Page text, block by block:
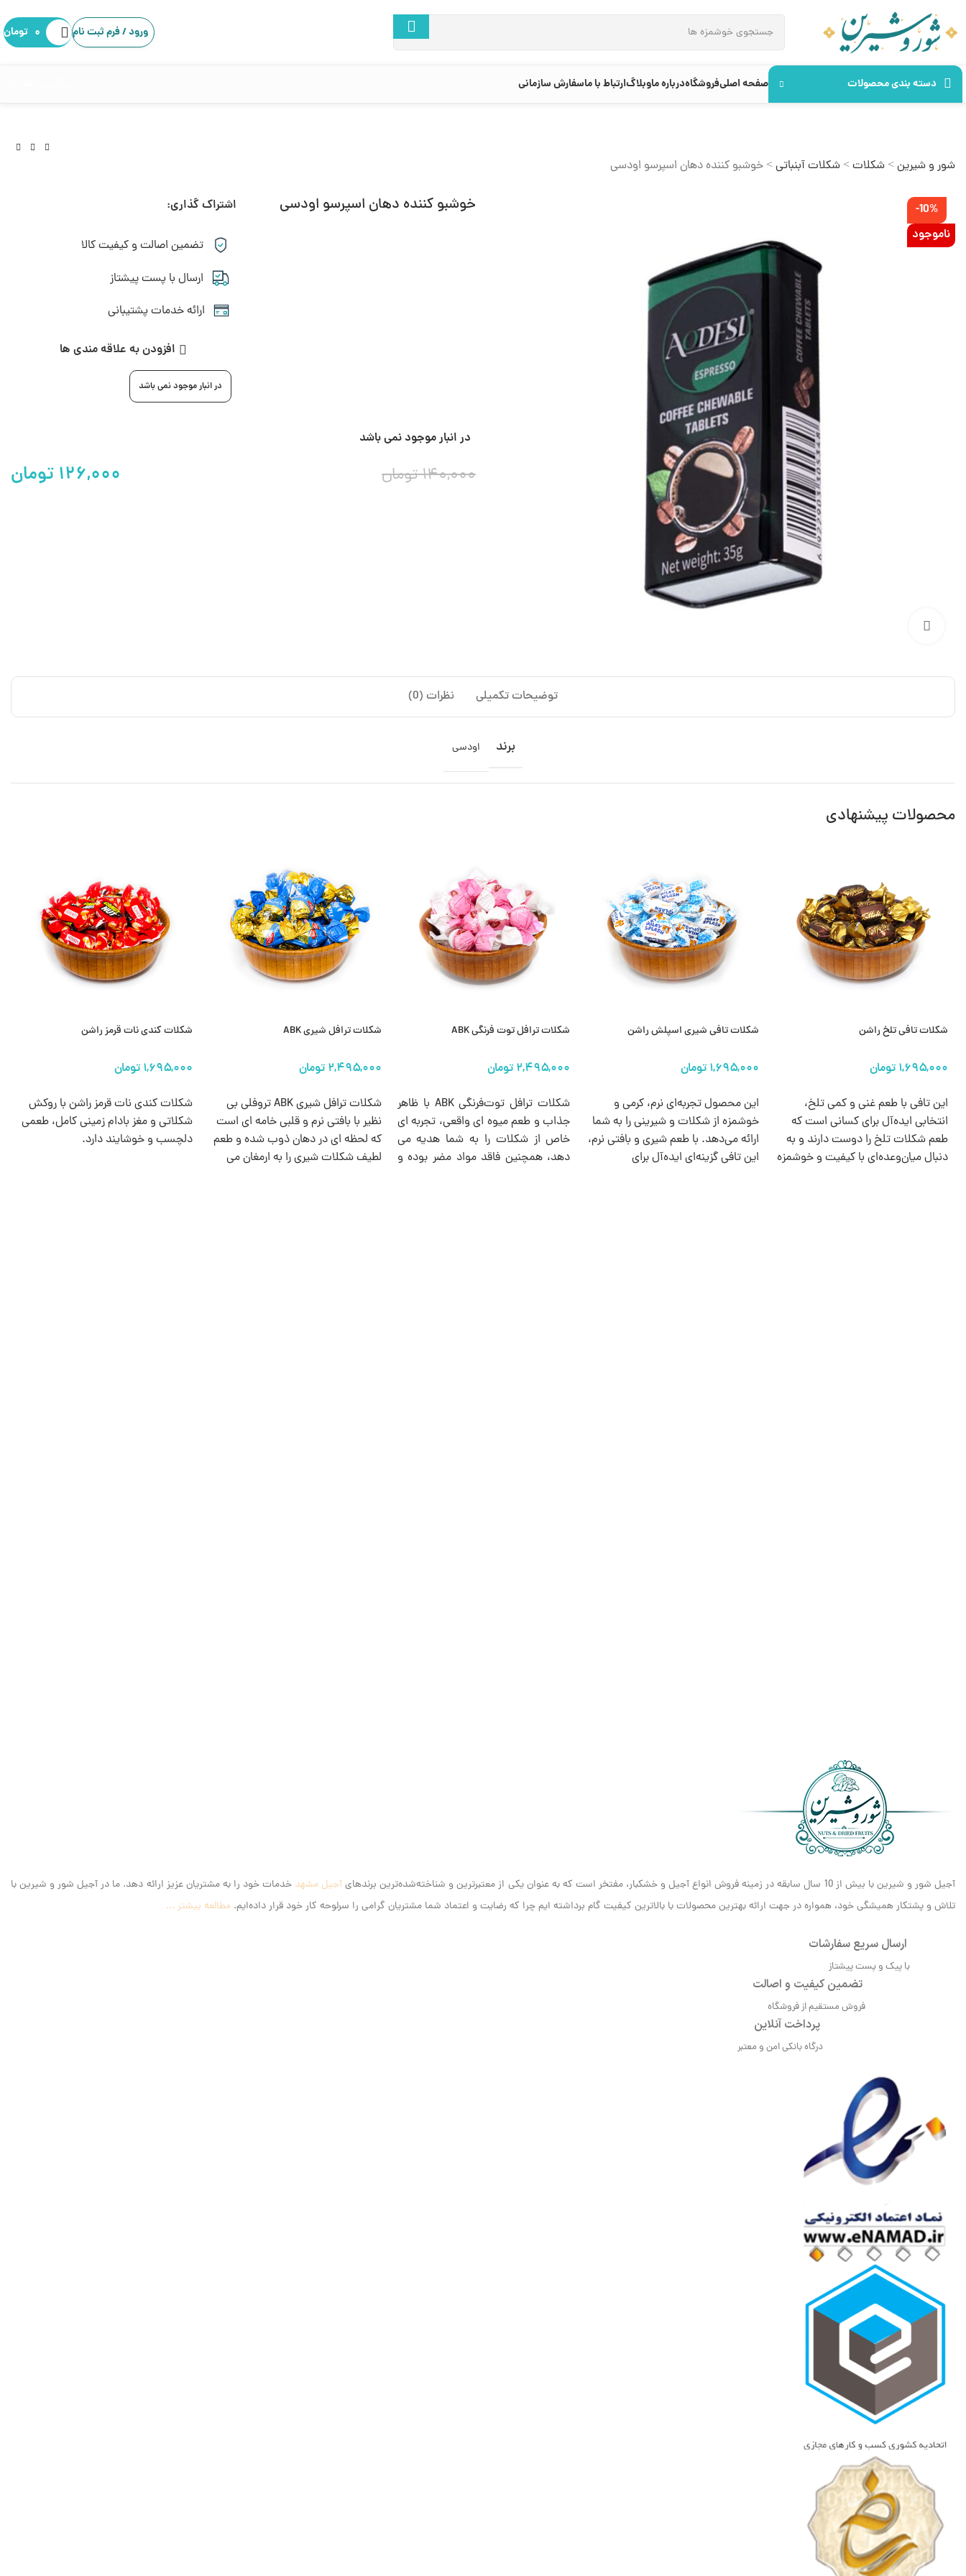
ورود / فرم ثبت نام ۰ تومان
دسته بندی محصولات صفحه اصلیفروشگاهدرباره ماوبلاگارتباط با ماسفارش سازمانی
شور و شیرین> شکلات> شکلات آبنباتی> خوشبو کننده دهان اسپرسو اودسی
-10%
ناموجود
خوشبو کننده دهان اسپرسو اودسی اشتراک گذاری:
تضمین اصالت و کیفیت کالا
ارسال با پست پیشتاز
ارائه خدمات پشتیبانی
افزودن به علاقه مندی ها
در انبار موجود نمی باشد
در انبار موجود نمی باشد
۱۴۰,۰۰۰تومان ۱۲۶,۰۰۰ تومان
توضیحات تکمیلی نظرات (0)
برند اودسی
محصولات پیشنهادی
شکلات تافی تلخ راشن
این تافی با طعم غنی و کمی تلخ،
انتخابی ایده‌آل برای کسانی است که
طعم شکلات تلخ را دوست دارند و به
دنبال میان‌وعده‌ای با کیفیت و خوشمزه
شکلات تافی شیری اسپلش راشن
این محصول تجربه‌ای نرم، کرمی و
خوشمزه از شکلات و شیرینی را به شما
ارائه می‌دهد. با طعم شیری و بافتی نرم،
این تافی گزینه‌ای ایده‌آل برای
شکلات ترافل توت فرنگی ABK
شکلات ترافل توت‌فرنگی ABK با ظاهر
جذاب و طعم میوه‌ ای واقعی، تجربه‌ ای
خاص از شکلات‌ را به شما هدیه می‌
دهد، همچنین فاقد مواد مضر بوده و
شکلات ترافل شیری ABK
شکلات ترافل شیری ABK تروفلی بی‌
نظیر با بافتی نرم و قلبی خامه‌ ای‌ است
که لحظه‌ ای در دهان ذوب شده و طعم
لطیف شکلات شیری را به ارمغان می‌
شکلات کندی نات قرمز راشن
شکلات کندی نات قرمز راشن با روکش
شکلاتی و مغز بادام‌ زمینی کامل، طعمی
دلچسب و خوشایند دارد.
آجیل شور و شیرین با بیش از 10 سال سابقه در زمینه فروش انواع آجیل و خشکبار، مفتخر است که به عنوان یکی از معتبرترین و شناخته‌شده‌ترین برندهای آجیل مشهد خدمات خود را به مشتریان عزیز ارائه دهد. ما در آجیل شور و شیرین با
تلاش و پشتکار همیشگی خود، همواره در جهت ارائه بهترین محصولات با بالاترین کیفیت گام برداشته ایم‌ چرا که رضایت و اعتماد شما مشتریان گرامی را سرلوحه کار خود قرار داده‌ایم. مطالعه بیشتر ...
ارسال سریع سفارشات
با پیک و پست پیشتاز
تضمین کیفیت و اصالت
فروش مستقیم از فروشگاه
پرداخت آنلاین
درگاه بانکی امن و معتبر